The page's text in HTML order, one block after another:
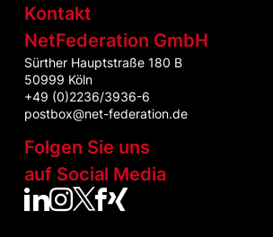
Kontakt
NetFederation GmbH
Sürther Hauptstraße 180 B
50999 Köln
+49 (0)2236/3936-6
postbox@net-federation.de
Folgen Sie uns
auf Social Media
NetFed auf LinkedIn
NetFed auf
NetFed auf
NetFed auf
NetFed auf